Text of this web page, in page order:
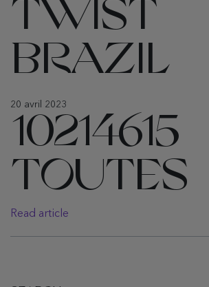
TWIST
BRAZIL
20 avril 2023
10214615
TOUTES
Read article